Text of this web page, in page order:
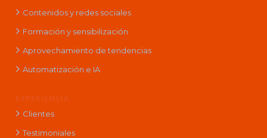
Contenidos y redes sociales
Formación y sensibilización
Aprovechamiento de tendencias
Automatización e IA
EXPERIENCIA
Clientes
Testimoniales